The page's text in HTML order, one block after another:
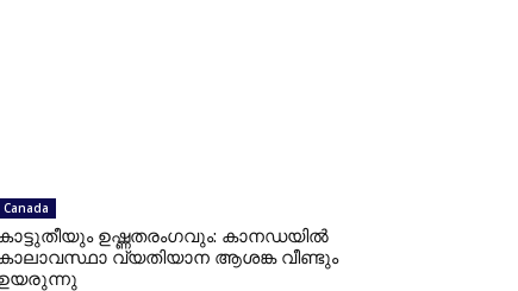
Canada
ഉഷ്ണതരംഗവും: കാനഡയിൽ
വ്യതിയാന ആശങ്ക വീണ്ടും